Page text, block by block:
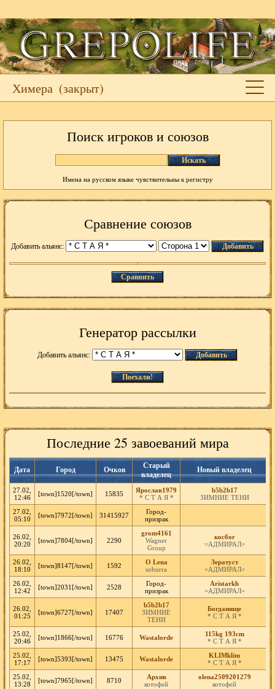
Химера (закрыт)
Поиск игроков и союзов
Искать
Имена на русском языке чувствительны к регистру
Сравнение союзов
Добавить альянс: Добавить
Сравнить
Генератор рассылки
Добавить альянс: Добавить
Поехали!
Последние 25 завоеваний мира
Дата Город Очков
Старый
владелец
Новый владелец
27.02,
12:46
[town]1520[/town] 15835
Ярослав1979
* С Т А Я *
b5b2b17
ЗИМНИЕ ТЕНИ
27.02,
05:10
[town]7972[/town] 31415927
Город-
призрак
26.02,
20:20
[town]7804[/town] 2290
grom4161
Wagner
Group
косбог
=АДМИРАЛ=
26.02,
18:10
[town]8147[/town] 1592
O Lena
soburra
Зератуст
=АДМИРАЛ=
26.02,
12:42
[town]2031[/town] 2528
Город-
призрак
Aristarkh
=АДМИРАЛ=
26.02,
01:25
[town]6727[/town] 17407
b5b2b17
ЗИМНИЕ
ТЕНИ
Богданище
* С Т А Я *
25.02,
20:46
[town]1866[/town] 16776 Wastalorde
115kg 193cm
* С Т А Я *
25.02,
17:17
[town]5393[/town] 13475 Wastalorde
KLIMklim
* С Т А Я *
25.02,
13:28
[town]7965[/town] 8710
Архив
котофей
olena2509201279
котофей